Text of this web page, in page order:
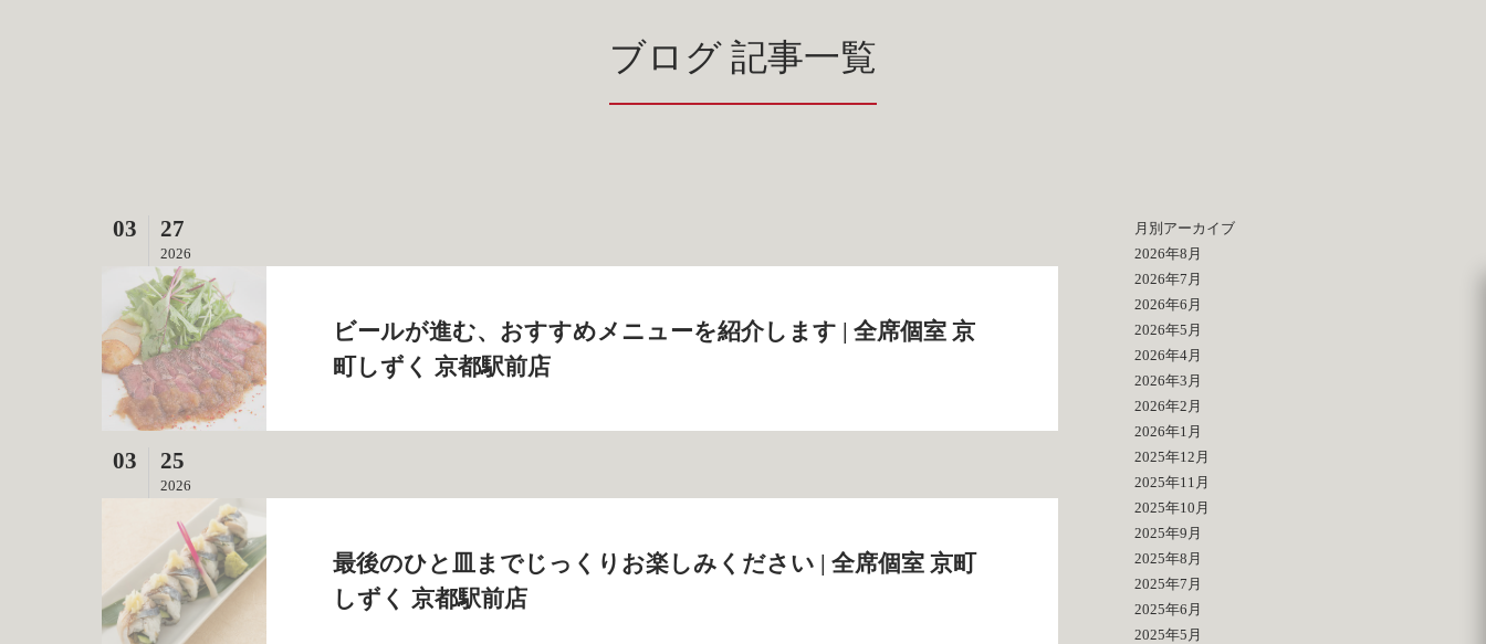
ブログ 記事一覧
03 27
2026
ビールが進む、おすすめメニューを紹介します | 全席個室 京
町しずく 京都駅前店
03 25
2026
最後のひと皿までじっくりお楽しみください | 全席個室 京町
しずく 京都駅前店
月別アーカイブ
2026年8月
2026年7月
2026年6月
2026年5月
2026年4月
2026年3月
2026年2月
2026年1月
2025年12月
2025年11月
2025年10月
2025年9月
2025年8月
2025年7月
2025年6月
2025年5月